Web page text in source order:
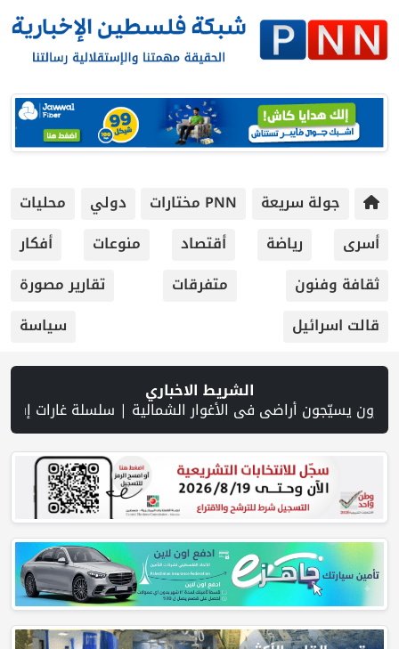
جولة سريعة PNN مختارات دولي
محليات
أسرى
رياضة أقتصاد منوعات
أفكار
ثقافة وفنون
متفرقات
تقارير مصورة
قالت اسرائيل
سياسة
الشريط الاخباري
قلنديا وتحذر من مخطط توسيعه ليطال مخيمات أخرى | (محدث) الاحتلال يواصل عدوانه على مخيم قلنديا لليوم الثاني: هدم محال تجارية ومداهمة عشرات المنازل | بسبب نقص "الذخائر".. مواجهة حادة بين ترامب ووزير حربه في كامب ديفيد | انفجاران بهرمز بالتزامن مع